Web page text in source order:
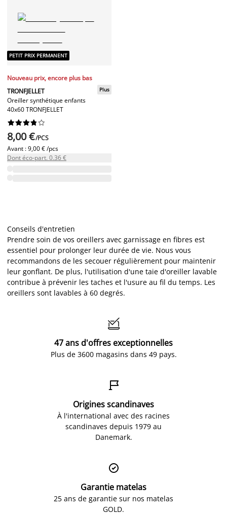
PETIT PRIX PERMANENT
Nouveau prix, encore plus bas
TRONFJELLET
Oreiller synthétique enfants
40x60 TRONFJELLET
Plus






8,00 €/PCS
Avant :9,00 € /pcs
Dont éco-part. 0.36 €
Conseils d'entretien
Prendre soin de vos oreillers avec garnissage en fibres est
essentiel pour prolonger leur durée de vie. Nous vous
recommandons de les secouer régulièrement pour maintenir
leur gonflant. De plus, l'utilisation d'une taie d'oreiller lavable
contribue à prévenir les taches et l'usure au fil du temps. Les
oreillers sont lavables à 60 degrés.

47 ans d'offres exceptionnelles
Plus de 3600 magasins dans 49 pays.

Origines scandinaves
À l'international avec des racines
scandinaves depuis 1979 au
Danemark.

Garantie matelas
25 ans de garantie sur nos matelas
GOLD.